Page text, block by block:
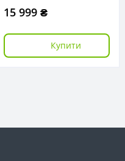
15 999 ₴
Купити